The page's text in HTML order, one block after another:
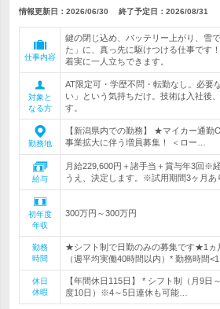
情報更新日：2026/06/30 終了予定日： 2026/08/31
仕事内容
鍵の閉じ込め、バッテリー上がり、雪
た」に、真っ先に駆けつける仕事です
着実に一人立ちできます。
対象と
なる方
AT限定可・学歴不問・転勤なし。必要
い」という気持ちだけ。技術は入社後
す。
勤務地
【新潟県内での勤務】 ★マイカー通
事業拡大に伴う増員募集！ ＜ロー…
給与
月給229,600円＋諸手当＋賞与年3回※
うえ、決定します。※試用期間3ヶ月あ
初年度
年収
300万円～300万円
勤務
時間
★シフト制で日勤のみの募集です★1ヵ
（週平均実働40時間以内）* 勤務時間
休日
休暇
【年間休日115日】 * シフト制（月9日
度10日）※4～5日連休も可能…